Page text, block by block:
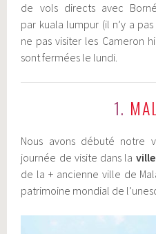
de vols directs avec
par kuala lumpur (il n’y a
ne pas visiter les Cameron
sont fermées le lundi.
1.
Nous avons débuté notre
journée de visite dans la
de la + ancienne ville de
patrimoine mondial de